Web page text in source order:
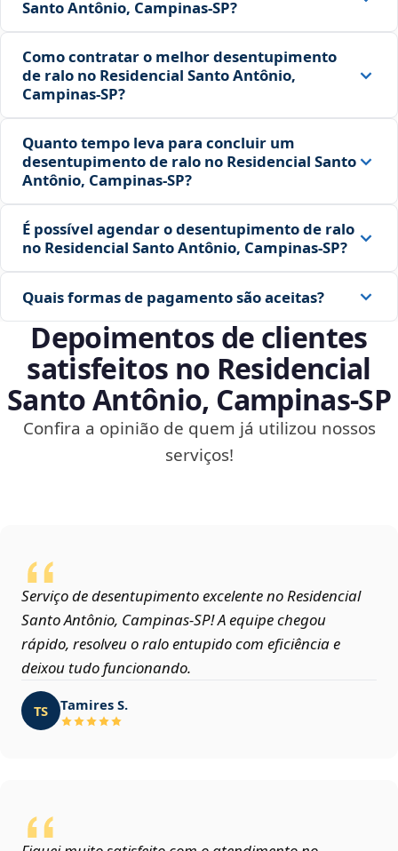
Santo Antônio, Campinas‑SP?
Como contratar o melhor desentupimento
de ralo no Residencial Santo Antônio,
Campinas‑SP?
Quanto tempo leva para concluir um
desentupimento de ralo no Residencial Santo
Antônio, Campinas‑SP?
É possível agendar o desentupimento de ralo
no Residencial Santo Antônio, Campinas‑SP?
Quais formas de pagamento são aceitas?
Depoimentos de clientes
satisfeitos no Residencial
Santo Antônio, Campinas‑SP
Confira a opinião de quem já utilizou nossos
serviços!
Serviço de desentupimento excelente no Residencial
Santo Antônio, Campinas‑SP! A equipe chegou
rápido, resolveu o ralo entupido com eficiência e
deixou tudo funcionando.
TS Tamires S.